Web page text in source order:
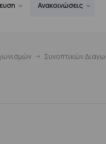
Ανακοινώσεις
Συνοπτικών